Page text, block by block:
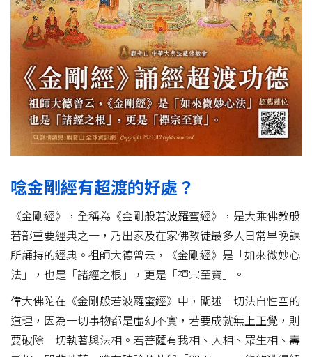
唸金剛經有超渡的好處？
《金剛經》，全稱為《金剛般若波羅蜜經》，是大乘佛教般
若部重要經典之一，乃出家及在家佛教徒最多人日常早晚課
所誦持的經典。祖師大德曾云，《金剛經》是「如來微妙心
法」，也是「諸經之根」，更是「禪宗至寶」。
偉大佛陀在《金剛般若波羅蜜經》中，闡述一切法自性空的
道理，因為一切事物都是虛幻不實，若要成就無上正覺，則
要破除一切執著與法相。若菩薩有我相、人相、眾生相、壽